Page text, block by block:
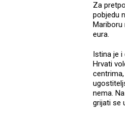
Za
pobjedu
Mariboru
eura.
Istina je i
Hrvati
centrima,
nema.
grijati se